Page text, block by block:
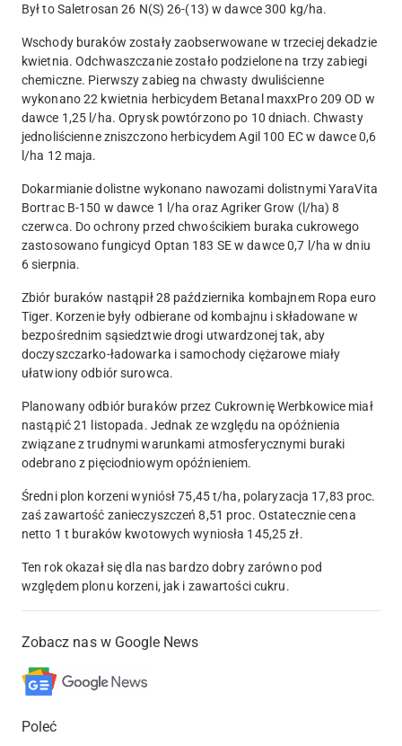
Był to Saletrosan 26 N(S) 26-(13) w dawce 300 kg/ha.
Wschody buraków zostały zaobserwowane w trzeciej dekadzie
kwietnia. Odchwaszczanie zostało podzielone na trzy zabiegi
chemiczne. Pierwszy zabieg na chwasty dwuliścienne
wykonano 22 kwietnia herbicydem Betanal maxxPro 209 OD w
dawce 1,25 l/ha. Oprysk powtórzono po 10 dniach. Chwasty
jednoliścienne zniszczono herbicydem Agil 100 EC w dawce 0,6
l/ha 12 maja.
Dokarmianie dolistne wykonano nawozami dolistnymi YaraVita
Bortrac B-150 w dawce 1 l/ha oraz Agriker Grow (l/ha) 8
czerwca. Do ochrony przed chwościkiem buraka cukrowego
zastosowano fungicyd Optan 183 SE w dawce 0,7 l/ha w dniu
6 sierpnia.
Zbiór buraków nastąpił 28 października kombajnem Ropa euro
Tiger. Korzenie były odbierane od kombajnu i składowane w
bezpośrednim sąsiedztwie drogi utwardzonej tak, aby
doczyszczarko-ładowarka i samochody ciężarowe miały
ułatwiony odbiór surowca.
Planowany odbiór buraków przez Cukrownię Werbkowice miał
nastąpić 21 listopada. Jednak ze względu na opóźnienia
związane z trudnymi warunkami atmosferycznymi buraki
odebrano z pięciodniowym opóźnieniem.
Średni plon korzeni wyniósł 75,45 t/ha, polaryzacja 17,83 proc.
zaś zawartość zanieczyszczeń 8,51 proc. Ostatecznie cena
netto 1 t buraków kwotowych wyniosła 145,25 zł.
Ten rok okazał się dla nas bardzo dobry zarówno pod
względem plonu korzeni, jak i zawartości cukru.
Zobacz nas w Google News
Poleć